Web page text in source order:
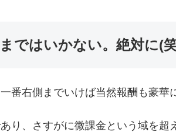
ではいかない。絶対に(
番右側までいけば当然報酬も豪華
り、さすがに微課金という域を超